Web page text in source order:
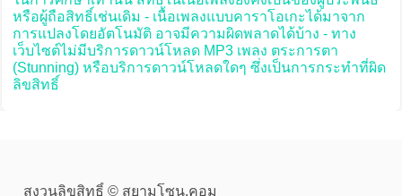
หรือผู้ถือสิทธิ์เช่นเดิม - เนื้อเพลงแบบคาราโอเกะได้มาจาก
การแปลงโดยอัตโนมัติ อาจมีความผิดพลาดได้บ้าง - ทาง
เว็บไซต์ไม่มีบริการดาวน์โหลด MP3 เพลง ตระการตา
(Stunning) หรือบริการดาวน์โหลดใดๆ ซึ่งเป็นการกระทำที่ผิด
ลิขสิทธิ์
สงวนลิขสิทธิ์ © สยามโซน.คอม